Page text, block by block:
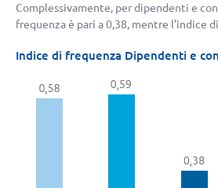
Complessivamente, per dipendenti e
frequenza è pari a 0,38, mentre l’indice
Indice di frequenza Dipendenti e